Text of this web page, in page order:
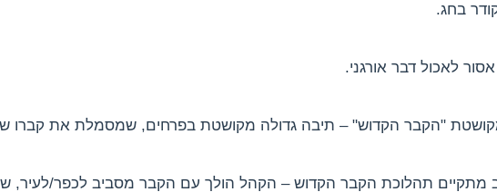
בחג.
לאכול דבר אורגני.
"הקבר הקדוש" – תיבה גדולה מקושטת בפרחים, שמסמלת את קברו